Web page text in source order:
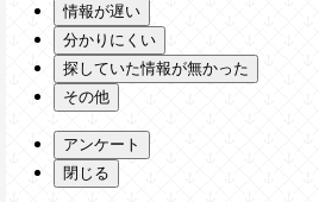
情報が遅い
分かりにくい
探していた情報が無かった
その他
アンケート
閉じる